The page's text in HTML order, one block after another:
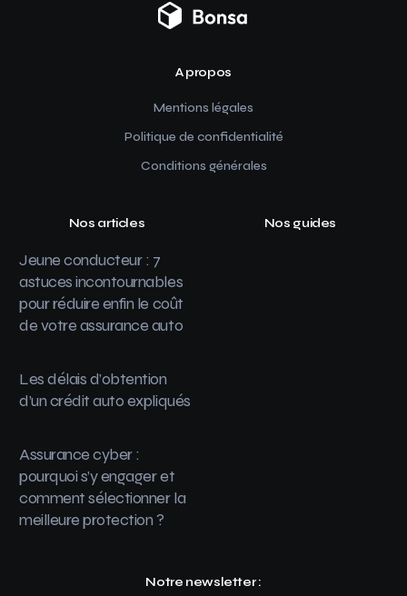
A propos
Mentions légales
Politique de confidentialité
Conditions générales
Nos articles
Jeune conducteur : 7
astuces incontournables
pour réduire enfin le coût
de votre assurance auto
Les délais d’obtention
d’un crédit auto expliqués
Assurance cyber :
pourquoi s’y engager et
comment sélectionner la
meilleure protection ?
Nos guides
Notre newsletter :